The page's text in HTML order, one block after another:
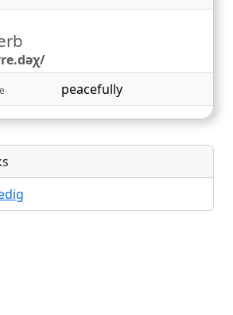
peacefully